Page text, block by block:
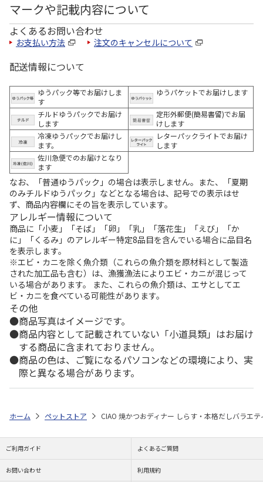
マークや記載内容について
よくあるお問い合わせ
お支払い方法 注文のキャンセルについて
配送情報について
ゆうパック等でお届けしま
す
ゆうパケットでお届けします
チルドゆうパックでお届け
します
定形外郵便(簡易書留)でお届
けします
冷凍ゆうパックでお届けし
ます。
レターパックライトでお届け
します
佐川急便でのお届けとなり
ます
なお、「普通ゆうパック」の場合は表示しません。また、「夏期
のみチルドゆうパック」などとなる場合は、記号での表示はせ
ず、商品内容欄にその旨を表示しています。
アレルギー情報について
商品に「小麦」「そば」「卵」「乳」「落花生」「えび」「か
に」「くるみ」のアレルギー特定8品目を含んでいる場合に品目名
を表示します。
※エビ・カニを除く魚介類（これらの魚介類を原材料として製造
された加工品も含む）は、漁獲漁法によりエビ・カニが混じって
いる場合があります。 また、これらの魚介類は、エサとしてエ
ビ・カニを食べている可能性があります。
その他
商品写真はイメージです。
商品内容として記載されていない「小道具類」はお届け
する商品に含まれておりません。
商品の色は、ご覧になるパソコンなどの環境により、実
際と異なる場合があります。
ホーム ペットストア CIAO 焼かつおディナー しらす・本格だしバラエ
ご利用ガイド よくあるご質問
お問い合わせ 利用規約